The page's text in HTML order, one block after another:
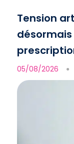
Tension
05/08/2026 ●